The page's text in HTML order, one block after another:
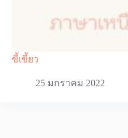
ขี้เขี้ยว
25 มกราคม 2022